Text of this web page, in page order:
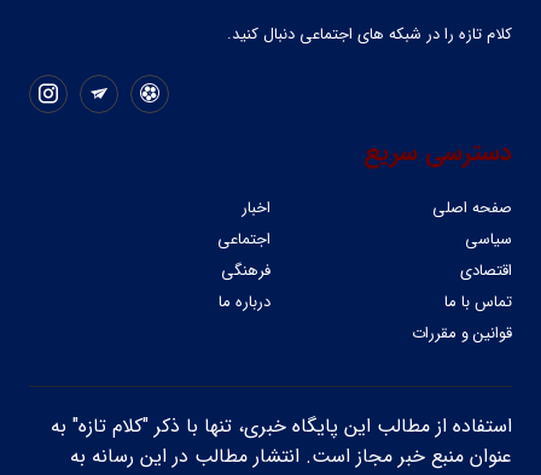
کلام تازه را در شبکه ‌های اجتماعی دنبال کنید.
دسترسی سریع
صفحه اصلی
اخبار
سیاسی
اجتماعی
اقتصادی
فرهنگی
تماس با ما
درباره ما
قوانین و مقررات
استفاده از مطالب این پایگاه خبری، تنها با ذکر "کلام تازه" به
عنوان منبع خبر مجاز است. انتشار مطالب در این رسانه به